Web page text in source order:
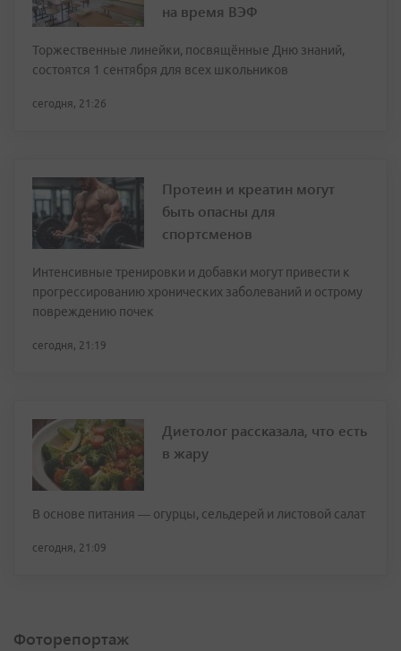
на время ВЭФ
Торжественные линейки, посвящённые Дню знаний,
состоятся 1 сентября для всех школьников
сегодня, 21:26
Протеин и креатин могут
быть опасны для
спортсменов
Интенсивные тренировки и добавки могут привести к
прогрессированию хронических заболеваний и острому
повреждению почек
сегодня, 21:19
Диетолог рассказала, что есть
в жару
В основе питания — огурцы, сельдерей и листовой салат
сегодня, 21:09
Фоторепортаж